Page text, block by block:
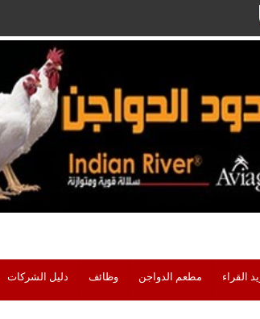
القراء مطعم الدواجن وظائف دليل الشركات